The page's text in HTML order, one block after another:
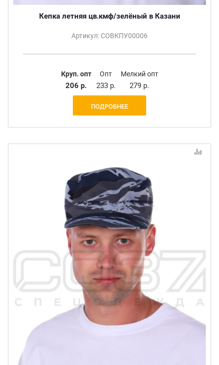
Кепка летняя цв.кмф/зелёный в Казани
Артикул: СОВКПУ00006
Круп. опт
206 р.
Опт
233 р.
Мелкий опт
279 р.
ПОДРОБНЕЕ